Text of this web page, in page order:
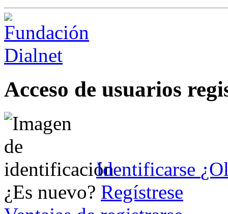
Acceso de usuarios
Identificarse
¿Es nuevo? Regístrese